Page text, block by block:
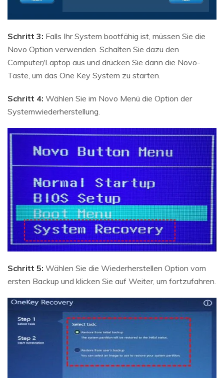
Schritt 3: Falls Ihr System bootfähig ist, müssen Sie die
Novo Option verwenden. Schalten Sie dazu den
Computer/Laptop aus und drücken Sie dann die Novo-
Taste, um das One Key System zu starten.
Schritt 4: Wählen Sie im Novo Menü die Option der
Systemwiederherstellung.
Schritt 5: Wählen Sie die Wiederherstellen Option vom
ersten Backup und klicken Sie auf Weiter, um fortzufahren.